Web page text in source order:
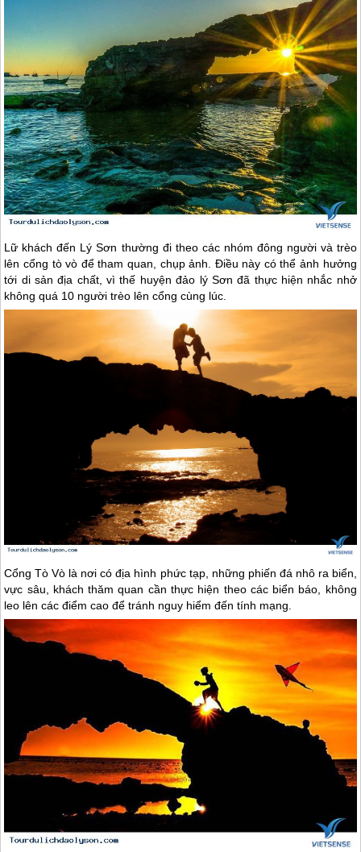
Lữ khách đến Lý Sơn thường đi theo các nhóm đông người và trèo
lên cổng tò vò để tham quan, chụp ảnh. Điều này có thể ảnh hưởng
tới di sản địa chất, vì thế huyệnđảo lý Sơn đã thực hiện nhắc nhở
không quá 10 người trèo lên cổng cùng lúc.
Cổng Tò Vò là nơi có địa hình phức tạp, những phiến đá nhô ra biển,
vực sâu, khách thăm quan cần thực hiện theo các biển báo, không
leo lên các điểm cao để tránh nguy hiểm đến tính mạng.